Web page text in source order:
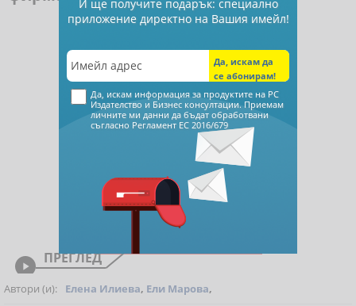
 ПРЕГЛЕД
Автори (и): Елена Илиева, Ели Марова,
И ще получите подарък: специално
приложение директно на Вашия имейл!
Да, искам информация за продуктите на РС
Издателство и Бизнес консултации. Приемам
личните ми данни да бъдат обработвани
съгласно Регламент ЕС 2016/679